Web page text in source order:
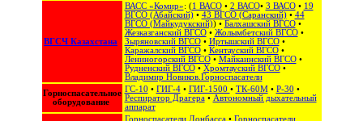
ВГСЧ Казахстана
ВАСС «Комир»: (1 ВАСО• 2 ВАСО• 3 ВАСО• 19
ВГСО (Абайский)• 43 ВГСО (Саранский)• 44
ВГСО (Майкудукский)) • Балхашский ВГСО•
Жезказганский ВГСО• Жолымбетский ВГСО•
Зыряновский ВГСО• Иртышский ВГСО•
Каражалский ВГСО• Кентауский ВГСО•
Лениногорский ВГСО• Майкаинский ВГСО•
Рудненский ВГСО• Хромтауский ВГСО•
Владимир Новиков.Горноспасатели
Горноспасательное
оборудование
ГС-10 • ГИГ-4• ГИГ-1500 • ТК-60М• Р-30 •
Респиратор Драгера• Автономный дыхательный
аппарат
Горноспасатели Донбасса• Горноспасатели